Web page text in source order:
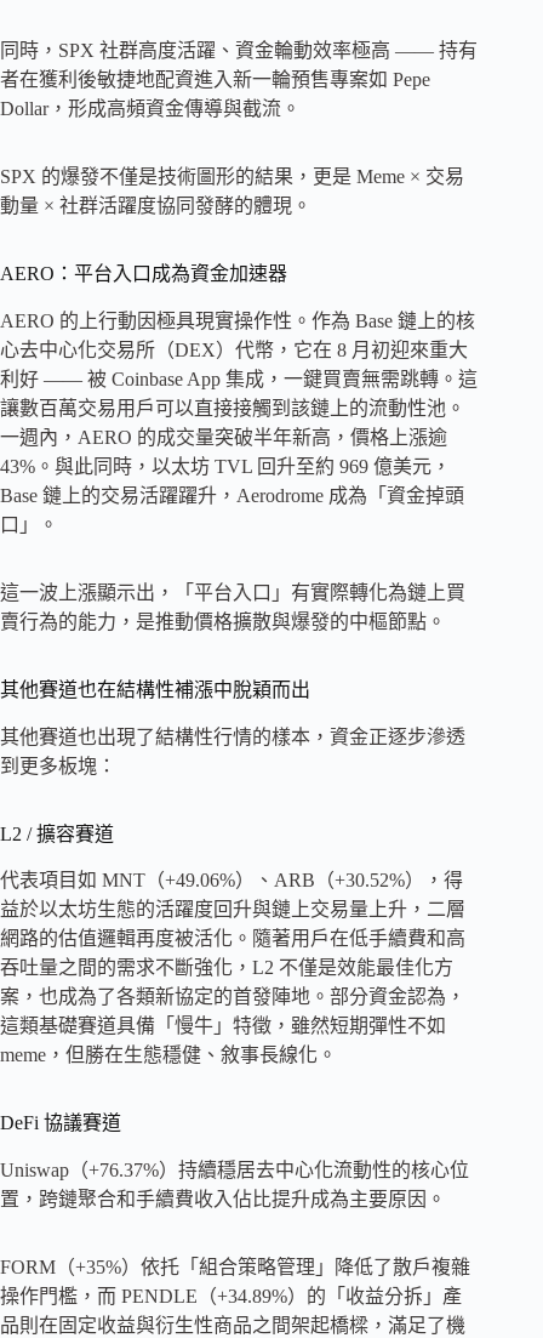
同時，SPX 社群高度活躍、資金輪動效率極高 —— 持有
者在獲利後敏捷地配資進入新一輪預售專案如 Pepe
Dollar，形成高頻資金傳導與截流。
SPX 的爆發不僅是技術圖形的結果，更是 Meme × 交易
動量 × 社群活躍度協同發酵的體現。
AERO：平台入口成為資金加速器
AERO 的上行動因極具現實操作性。作為 Base 鏈上的核
心去中心化交易所（DEX）代幣，它在 8 月初迎來重大
利好 —— 被 Coinbase App 集成，一鍵買賣無需跳轉。這
讓數百萬交易用戶可以直接接觸到該鏈上的流動性池。
一週內，AERO 的成交量突破半年新高，價格上漲逾
43%。與此同時，以太坊 TVL 回升至約 969 億美元，
Base 鏈上的交易活躍躍升，Aerodrome 成為「資金掉頭
口」。
這一波上漲顯示出，「平台入口」有實際轉化為鏈上買
賣行為的能力，是推動價格擴散與爆發的中樞節點。
其他賽道也在結構性補漲中脫穎而出
其他賽道也出現了結構性行情的樣本，資金正逐步滲透
到更多板塊：
L2 / 擴容賽道
代表項目如 MNT（+49.06%）、ARB（+30.52%），得
益於以太坊生態的活躍度回升與鏈上交易量上升，二層
網路的估值邏輯再度被活化。隨著用戶在低手續費和高
吞吐量之間的需求不斷強化，L2 不僅是效能最佳化方
案，也成為了各類新協定的首發陣地。部分資金認為，
這類基礎賽道具備「慢牛」特徵，雖然短期彈性不如
meme，但勝在生態穩健、敘事長線化。
DeFi 協議賽道
Uniswap（+76.37%）持續穩居去中心化流動性的核心位
置，跨鏈聚合和手續費收入佔比提升成為主要原因。
FORM（+35%）依托「組合策略管理」降低了散戶複雜
操作門檻，而 PENDLE（+34.89%）的「收益分拆」產
品則在固定收益與衍生性商品之間架起橋樑，滿足了機